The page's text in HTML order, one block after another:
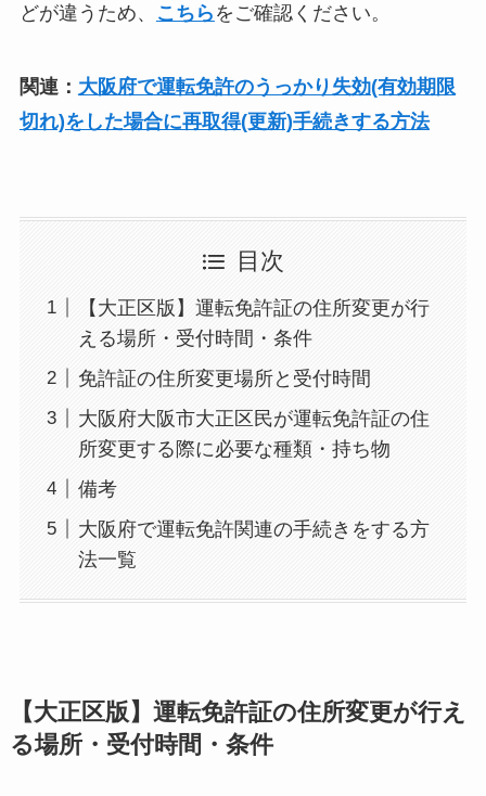
どが違うため、
こちら をご確認ください。
関連： 大阪府で運転免許のうっかり失効(有効期限
切れ)をした場合に再取得(更新)手続きする方法
目次
【大正区版】運転免許証の住所変更が行
える場所・受付時間・条件
免許証の住所変更場所と受付時間
大阪府大阪市大正区民が運転免許証の住
所変更する際に必要な種類・持ち物
備考
大阪府で運転免許関連の手続きをする方
法一覧
【大正区版】運転免許証の住所変更が行え
る場所・受付時間・条件